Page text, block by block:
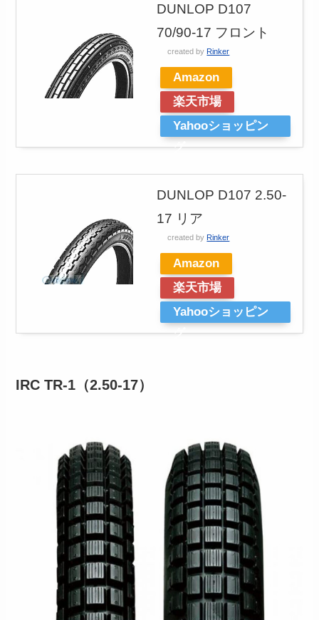
DUNLOP D107
70/90-17 フロント
created by Rinker
Amazon
楽天市場
Yahooショッピン
グ
DUNLOP D107 2.50-
17 リア
created by Rinker
Amazon
楽天市場
Yahooショッピン
グ
IRC TR-1（2.50-17）